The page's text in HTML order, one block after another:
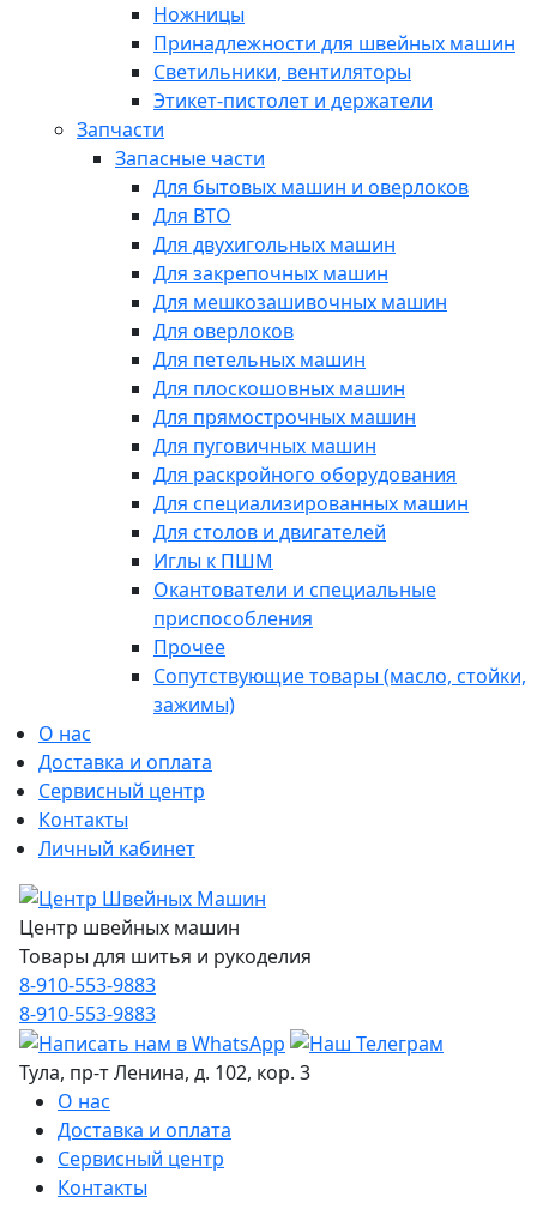
Ножницы
Принадлежности для швейных машин
Светильники, вентиляторы
Этикет-пистолет и держатели
Запчасти
Запасные части
Для бытовых машин и оверлоков
Для ВТО
Для двухигольных машин
Для закрепочных машин
Для мешкозашивочных машин
Для оверлоков
Для петельных машин
Для плоскошовных машин
Для прямострочных машин
Для пуговичных машин
Для раскройного оборудования
Для специализированных машин
Для столов и двигателей
Иглы к ПШМ
Окантователи и специальные
приспособления
Прочее
Сопутствующие товары (масло, стойки,
зажимы)
О нас
Доставка и оплата
Сервисный центр
Контакты
Личный кабинет
Центр швейных машин
Товары для шитья и рукоделия
8-910-553-9883
8-910-553-9883
Тула, пр-т Ленина, д. 102, кор. 3
О нас
Доставка и оплата
Сервисный центр
Контакты